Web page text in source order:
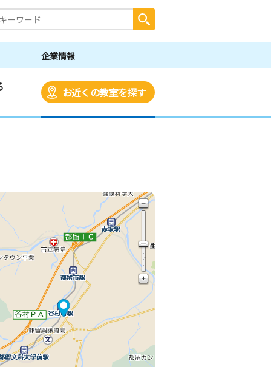
企業情報
お近くの教室を探す